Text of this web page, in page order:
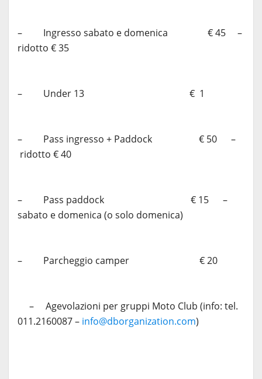
– Ingresso sabato e domenica € 45 –
ridotto € 35
– Under 13 € 1
– Pass ingresso + Paddock € 50 –
ridotto € 40
– Pass paddock € 15 –
sabato e domenica (o solo domenica)
– Parcheggio camper € 20
– Agevolazioni per gruppi Moto Club (info: tel.
011.2160087 – info@dborganization.com)